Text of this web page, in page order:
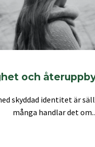
och
skyddad identitet är
många handlar det